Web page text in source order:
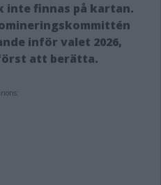
inte finnas på kartan.
inför valet 2026,
att berätta.